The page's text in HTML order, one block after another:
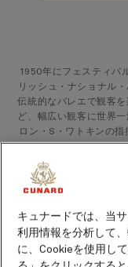
1950年にフェスティバ
リッシュ・ナショナル
伝統的なバレエで観客
ど、幅広い観客に世界
ロン・S・ワトキンの
キュナードでは、当
利用情報を分析して
に、Cookieを使用し